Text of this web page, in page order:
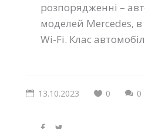
розпорядженні –
моделей Mercedes, в
Wi-Fi. Клас
13.10.2023 0 0